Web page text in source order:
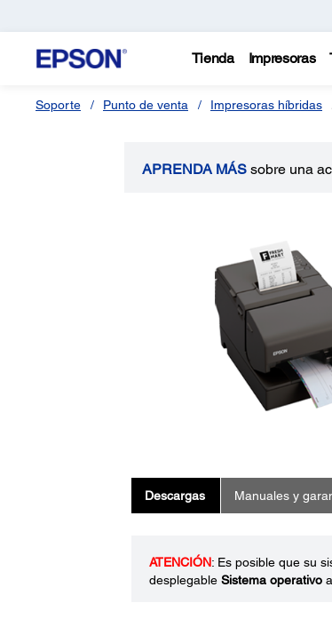
Tienda Impresoras
Soporte Punto de venta Impresoras híbridas
APRENDA MÁS sobre una
Descargas Manuales y
ATENCIÓN: Es posible que su
desplegable Sistema operativoa